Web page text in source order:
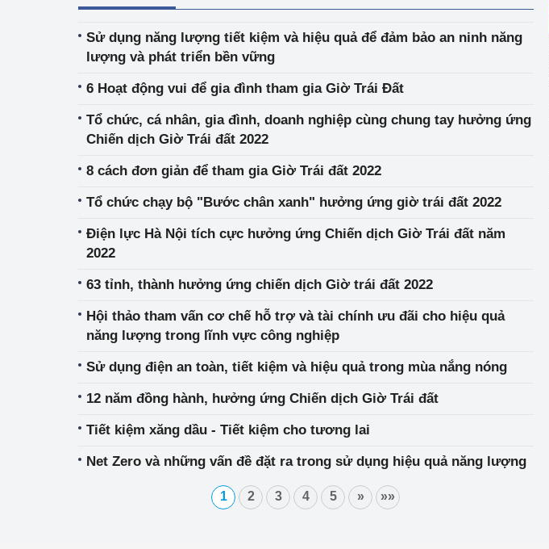
Sử dụng năng lượng tiết kiệm và hiệu quả để đảm bảo an ninh năng
lượng và phát triển bền vững
6 Hoạt động vui để gia đình tham gia Giờ Trái Đất
Tổ chức, cá nhân, gia đình, doanh nghiệp cùng chung tay hưởng ứng
Chiến dịch Giờ Trái đất 2022
8 cách đơn giản để tham gia Giờ Trái đất 2022
Tổ chức chạy bộ "Bước chân xanh" hưởng ứng giờ trái đất 2022
Điện lực Hà Nội tích cực hưởng ứng Chiến dịch Giờ Trái đất năm
2022
63 tỉnh, thành hưởng ứng chiến dịch Giờ trái đất 2022
Hội thảo tham vấn cơ chế hỗ trợ và tài chính ưu đãi cho hiệu quả
năng lượng trong lĩnh vực công nghiệp
Sử dụng điện an toàn, tiết kiệm và hiệu quả trong mùa nắng nóng
12 năm đồng hành, hưởng ứng Chiến dịch Giờ Trái đất
Tiết kiệm xăng dầu - Tiết kiệm cho tương lai
Net Zero và những vấn đề đặt ra trong sử dụng hiệu quả năng lượng
1 2 3 4 5 » »»